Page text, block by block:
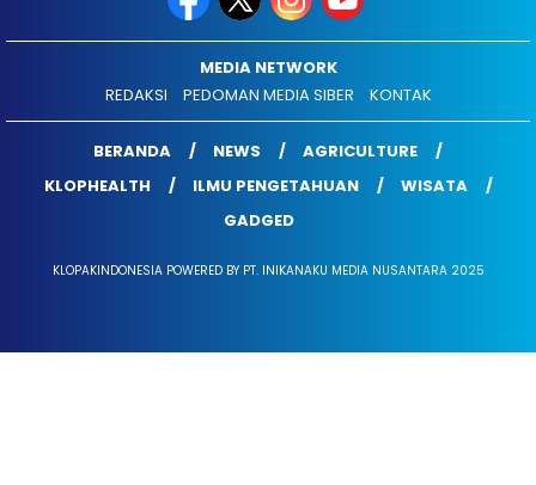
MEDIA NETWORK
REDAKSI
PEDOMAN MEDIA SIBER KONTAK
BERANDA NEWS
AGRICULTURE
KLOPHEALTH
ILMU PENGETAHUAN
WISATA
GADGED
KLOPAKINDONESIA POWERED BY PT. INIKANAKU MEDIA NUSANTARA 2025